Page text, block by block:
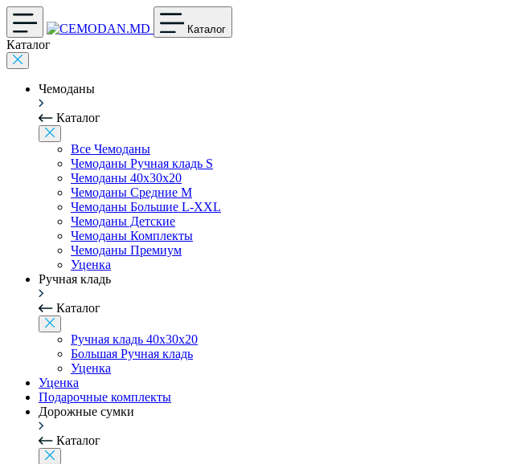
Каталог
Каталог
Чемоданы
Каталог
Все Чемоданы
Чемоданы Ручная кладь S
Чемоданы 40x30x20
Чемоданы Средние M
Чемоданы Большие L-XXL
Чемоданы Детские
Чемоданы Комплекты
Чемоданы Премиум
Уценка
Ручная кладь
Каталог
Ручная кладь 40x30x20
Большая Ручная кладь
Уценка
Уценка
Подарочные комплекты
Дорожные сумки
Каталог